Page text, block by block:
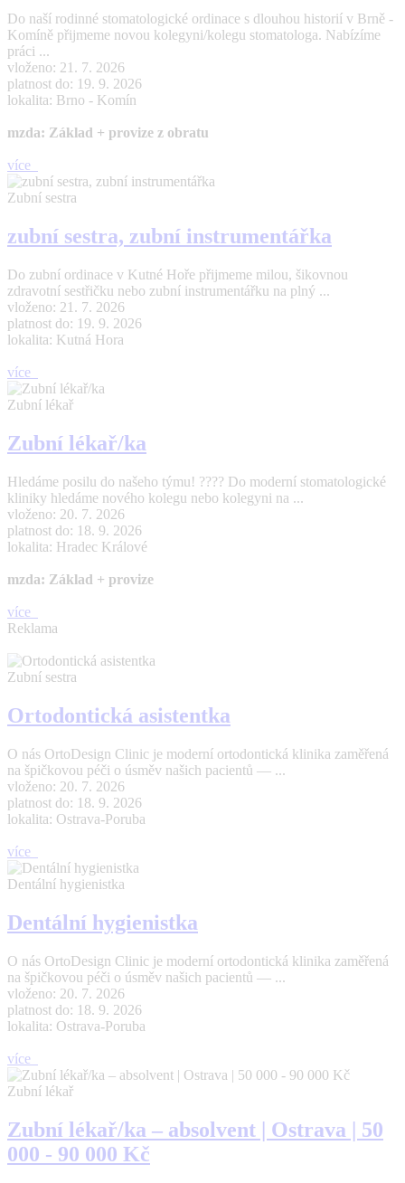
Do naší rodinné stomatologické ordinace s dlouhou historií v Brně -
Komíně přijmeme novou kolegyni/kolegu stomatologa. Nabízíme
práci ...
vloženo: 21. 7. 2026
platnost do: 19. 9. 2026
lokalita: Brno - Komín
mzda: Základ + provize z obratu
více
Zubní sestra
zubní sestra, zubní instrumentářka
Do zubní ordinace v Kutné Hoře přijmeme milou, šikovnou
zdravotní sestřičku nebo zubní instrumentářku na plný ...
vloženo: 21. 7. 2026
platnost do: 19. 9. 2026
lokalita: Kutná Hora
více
Zubní lékař
Zubní lékař/ka
Hledáme posilu do našeho týmu! ???? Do moderní stomatologické
kliniky hledáme nového kolegu nebo kolegyni na ...
vloženo: 20. 7. 2026
platnost do: 18. 9. 2026
lokalita: Hradec Králové
mzda: Základ + provize
více
Reklama
Zubní sestra
Ortodontická asistentka
O nás OrtoDesign Clinic je moderní ortodontická klinika zaměřená
na špičkovou péči o úsměv našich pacientů — ...
vloženo: 20. 7. 2026
platnost do: 18. 9. 2026
lokalita: Ostrava-Poruba
více
Dentální hygienistka
Dentální hygienistka
O nás OrtoDesign Clinic je moderní ortodontická klinika zaměřená
na špičkovou péči o úsměv našich pacientů — ...
vloženo: 20. 7. 2026
platnost do: 18. 9. 2026
lokalita: Ostrava-Poruba
více
Zubní lékař
Zubní lékař/ka – absolvent | Ostrava | 50
000 - 90 000 Kč